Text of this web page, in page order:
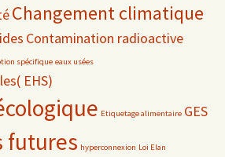
Changement climatique
Contamination radioactive
spécifique eaux usées
EHS)
Etiquetage alimentaire GES
futures hyperconnexion Loi Elan